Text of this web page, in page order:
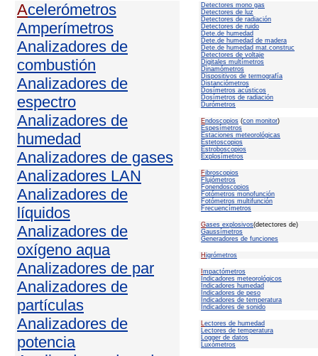
Acelerómetros
Amperímetros
Analizadores de
combustión
Analizadores de
espectro
Analizadores de
humedad
Analizadores de gases
Analizadores LAN
Analizadores de
líquidos
Analizadores de
oxígeno aqua
Analizadores de par
Analizadores de
partículas
Analizadores de
potencia
Detectores mono gas
Detectores de luz
Detectores de radiación
Detectores de ruido
Dete.de humedad
Dete.de humedad de madera
Dete.de humedad mat.construc
Detectores de voltaje
Digitales multímetros
Dinamómetros
Dispositivos de termografía
Distanciómetros
Dosímetros acústicos
Dosímetros de radiación
Durómetros
Endoscopios (con monitor)
Espesímetros
Estaciones meteorológicas
Estetoscopios
Estroboscopios
Explosímetros
Fibroscopios
Flujómetros
Fonendoscopios
Fotómetros monofunción
Fotómetros multifunción
Frecuencímetros
Gases explosivos(detectores de)
Gaussímetros
Generadores de funciones
H igrómetros
mpactómetros
Indicadores meteorológicos
Indicadores humedad
Indicadores de peso
Indicadores de temperatura
Indicadores de sonido
Lectores de humedad
Lectores de temperatura
Logger de datos
Luxómetros